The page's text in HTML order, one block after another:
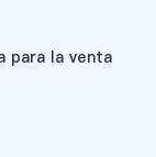
para la venta